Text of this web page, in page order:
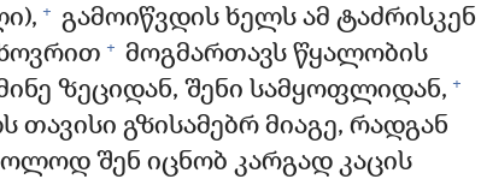
+ გამოიწვდის ხელს ამ ტაძრისკენ
+ მოგმართავს წყალობის
ზეციდან, შენი სამყოფლიდან, +
გზისამებრ მიაგე, რადგან
შენ იცნობ კარგად კაცის